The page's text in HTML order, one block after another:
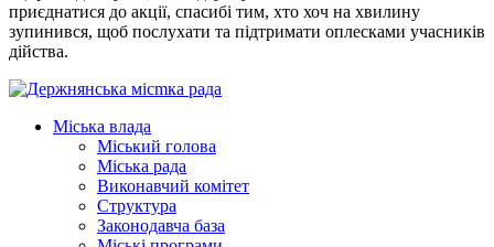
приєднатися до акції, спасибі тим, хто хоч на хвилину
зупинився, щоб послухати та підтримати оплесками учасників
дійства.
Міська влада
Міський голова
Міська рада
Виконавчий комітет
Структура
Законодавча база